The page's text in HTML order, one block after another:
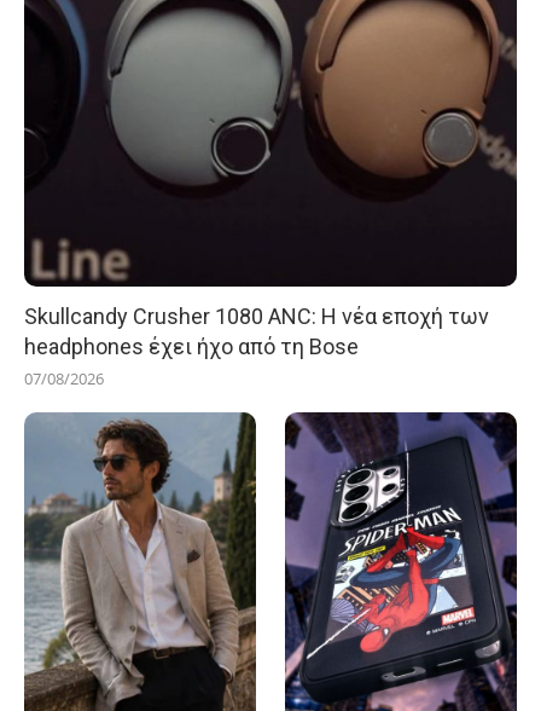
Skullcandy Crusher 1080 ANC: Η νέα εποχή των
headphones έχει ήχο από τη Bose
07/08/2026